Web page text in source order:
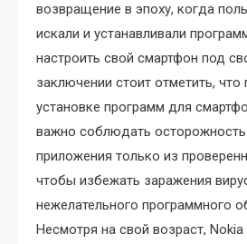
возвращение в эпоху, когда
искали и устанавливали
настроить свой смартфон под
заключении стоит отметить, что
установке программ для
важно соблюдать осторожность
приложения только из
чтобы избежать заражения
нежелательного программного
Несмотря на свой возраст, Nokia